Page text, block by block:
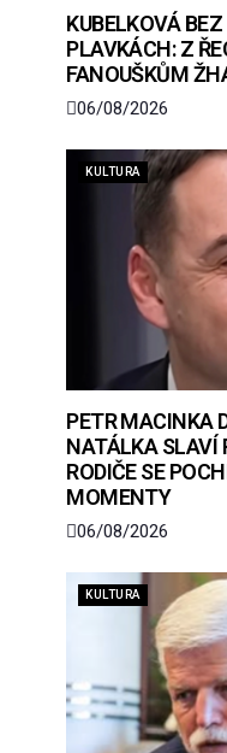
KUBELKOVÁ
PLAVKÁCH: Z
FANOUŠKŮM
06/08/2026
KULTURA
PETR MACINKA
NATÁLKA SLAVÍ
RODIČE SE
MOMENTY
06/08/2026
KULTURA